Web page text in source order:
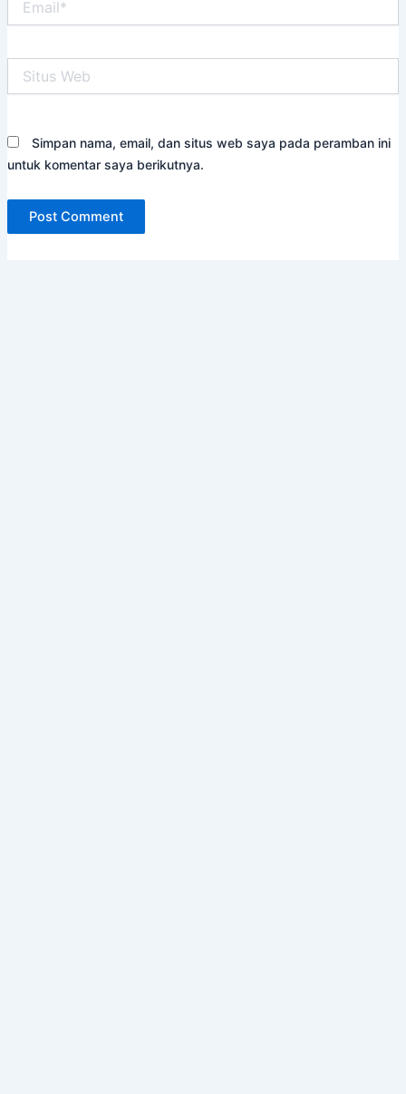
Web
Simpan nama, email, dan situs web saya pada peramban ini
untuk komentar saya berikutnya.